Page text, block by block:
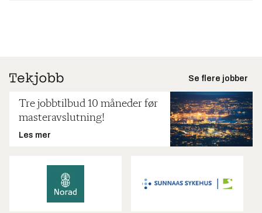
Se flere jobber
Tre jobbtilbud 10 måneder før
masteravslutning!
Les mer